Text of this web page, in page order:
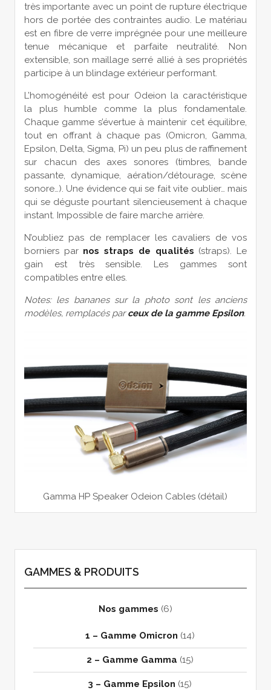
très importante avec un point de rupture électrique
hors de portée des contraintes audio. Le matériau
est en fibre de verre imprégnée pour une meilleure
tenue mécanique et parfaite neutralité. Non
extensible, son maillage serré allié à ses propriétés
participe à un blindage extérieur performant.
L’homogénéité est pour Odeion la caractéristique
la plus humble comme la plus fondamentale.
Chaque gamme s’évertue à maintenir cet équilibre,
tout en offrant à chaque pas (Omicron, Gamma,
Epsilon, Delta, Sigma, Pi) un peu plus de raffinement
sur chacun des axes sonores (timbres, bande
passante, dynamique, aération/détourage, scène
sonore…). Une évidence qui se fait vite oublier… mais
qui se déguste pourtant silencieusement à chaque
instant. Impossible de faire marche arrière.
N’oubliez pas de remplacer les cavaliers de vos
borniers par nos straps de qualités (straps). Le
gain est très sensible. Les gammes sont
compatibles entre elles.
Notes: les bananes sur la photo sont les anciens
modèles, remplacés parceux de la gamme Epsilon.
Gamma HP Speaker Odeion Cables (détail)
GAMMES & PRODUITS
Nos gammes (6)
1 – Gamme Omicron (14)
2 – Gamme Gamma (15)
3 – Gamme Epsilon (15)